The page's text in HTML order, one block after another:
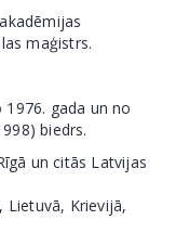
maģistrs.
gada un no
biedrs.
un citās Latvijas
Lietuvā, Krievijā,